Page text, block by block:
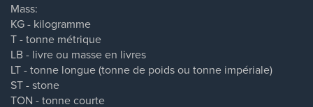
Mass:
KG - kilogramme
T - tonne métrique
LB - livre ou masse en livres
LT - tonne longue (tonne de poids ou tonne impériale)
ST - stone
TON - tonne courte